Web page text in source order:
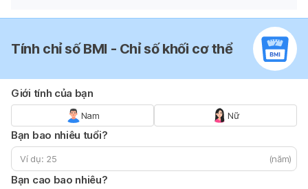
Tính chỉ số BMI - Chỉ số khối cơ thể
Giới tính của bạn
Nam Nữ
Bạn bao nhiêu tuổi?
(năm)
Bạn cao bao nhiêu?